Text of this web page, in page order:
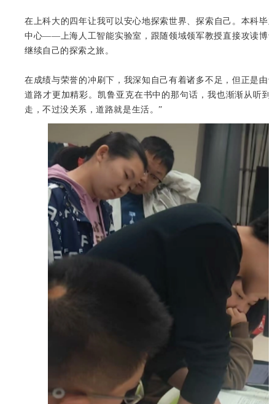
在上科大的四年让我可以安心地探索世界、探索自己。本科毕
中心——上海人工智能实验室，跟随领域领军教授直接攻读博
继续自己的探索之旅。
在成绩与荣誉的冲刷下，我深知自己有着诸多不足，但正是由
道路才更加精彩。凯鲁亚克在书中的那句话，我也渐渐从听
走，不过没关系，道路就是生活。”